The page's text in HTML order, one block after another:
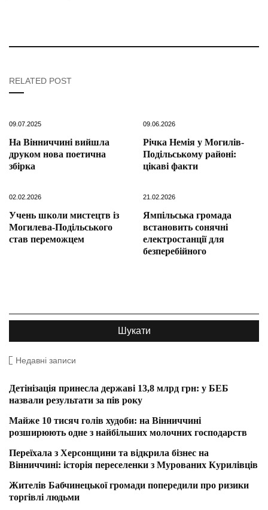
RELATED POST
09.07.2025
На Вінниччині вийшла
друком нова поетична
збірка
09.06.2026
Річка Немія у Могилів-
Подільському районі:
цікаві факти
02.02.2026
Учень школи мистецтв із
Могилева-Подільського
став переможцем
21.02.2026
Ямпільська громада
встановить сонячні
електростанції для
безперебійного
Недавні записи
Детінізація принесла державі 13,8 млрд грн: у БЕБ
назвали результати за пів року
Майже 10 тисяч голів худоби: на Вінниччині
розширюють одне з найбільших молочних господарств
Переїхала з Херсонщини та відкрила бізнес на
Вінниччині: історія переселенки з Мурованих Курилівців
Жителів Бабчинецької громади попередили про ризики
торгівлі людьми